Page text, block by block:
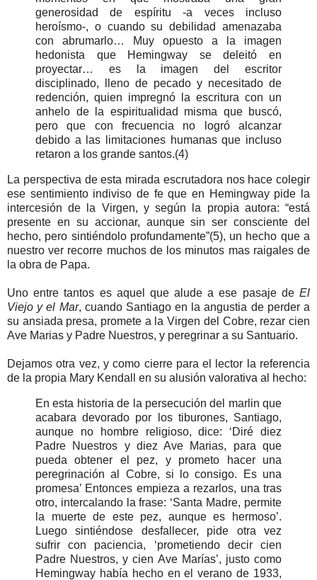
generosidad de espíritu -a veces incluso
heroísmo-, o cuando su debilidad amenazaba
con abrumarlo… Muy opuesto a la imagen
hedonista que Hemingway se deleitó en
proyectar… es la imagen del escritor
disciplinado, lleno de pecado y necesitado de
redención, quien impregnó la escritura con un
anhelo de la espiritualidad misma que buscó,
pero que con frecuencia no logró alcanzar
debido a las limitaciones humanas que incluso
retaron a los grande santos.(4)
La perspectiva de esta mirada escrutadora nos hace colegir
ese sentimiento indiviso de fe que en Hemingway pide la
intercesión de la Virgen, y según la propia autora: “está
presente en su accionar, aunque sin ser consciente del
hecho, pero sintiéndolo profundamente”(5), un hecho que a
nuestro ver recorre muchos de los minutos mas raigales de
la obra de Papa.
Uno entre tantos es aquel que alude a ese pasaje de El
Viejo y el Mar, cuando Santiago en la angustia de perder a
su ansiada presa, promete a la Virgen del Cobre, rezar cien
Ave Marias y Padre Nuestros, y peregrinar a su Santuario.
Dejamos otra vez, y como cierre para el lector la referencia
de la propia Mary Kendall en su alusión valorativa al hecho:
En esta historia de la persecución del marlin que
acabara devorado por los tiburones, Santiago,
aunque no hombre religioso, dice: ‘Diré diez
Padre Nuestros y diez Ave Marias, para que
pueda obtener el pez, y prometo hacer una
peregrinación al Cobre, si lo consigo. Es una
promesa’ Entonces empieza a rezarlos, una tras
otro, intercalando la frase: ‘Santa Madre, permite
la muerte de este pez, aunque es hermoso’.
Luego sintiéndose desfallecer, pide otra vez
sufrir con paciencia, ‘prometiendo decir cien
Padre Nuestros, y cien Ave Marías’, justo como
Hemingway había hecho en el verano de 1933,